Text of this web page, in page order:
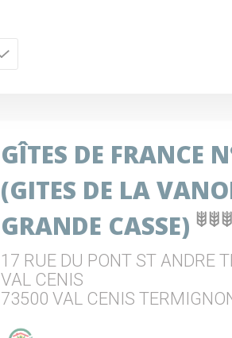
GÎTES DE FRANCE
(GITES DE LA
GRANDE CASSE)
17 RUE DU PONT ST ANDRE
VAL CENIS
73500 VAL CENIS